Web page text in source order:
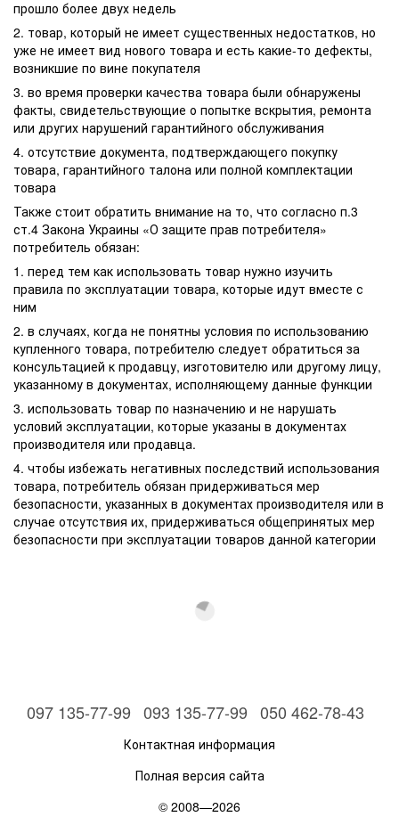
прошло более двух недель
2. товар, который не имеет существенных недостатков, но
уже не имеет вид нового товара и есть какие-то дефекты,
возникшие по вине покупателя
3. во время проверки качества товара были обнаружены
факты, свидетельствующие о попытке вскрытия, ремонта
или других нарушений гарантийного обслуживания
4. отсутствие документа, подтверждающего покупку
товара, гарантийного талона или полной комплектации
товара
Также стоит обратить внимание на то, что согласно п.3
ст.4 Закона Украины «О защите прав потребителя»
потребитель обязан:
1. перед тем как использовать товар нужно изучить
правила по эксплуатации товара, которые идут вместе с
ним
2. в случаях, когда не понятны условия по использованию
купленного товара, потребителю следует обратиться за
консультацией к продавцу, изготовителю или другому лицу,
указанному в документах, исполняющему данные функции
3. использовать товар по назначению и не нарушать
условий эксплуатации, которые указаны в документах
производителя или продавца.
4. чтобы избежать негативных последствий использования
товара, потребитель обязан придерживаться мер
безопасности, указанных в документах производителя или в
случае отсутствия их, придерживаться общепринятых мер
безопасности при эксплуатации товаров данной категории
097 135-77-99 093 135-77-99 050 462-78-43
Контактная информация
Полная версия сайта
© 2008—2026